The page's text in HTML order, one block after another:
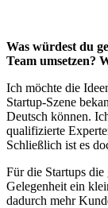
Was würdest du
Team umsetzen?
Ich möchte die
Startup-Szene
Deutsch können.
qualifizierte
Schließlich ist es
Für die Startups die
Gelegenheit ein
dadurch mehr